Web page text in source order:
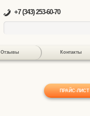
+7 (343) 253-60-70
Отзывы Контакты
ПРАЙС-ЛИСТ